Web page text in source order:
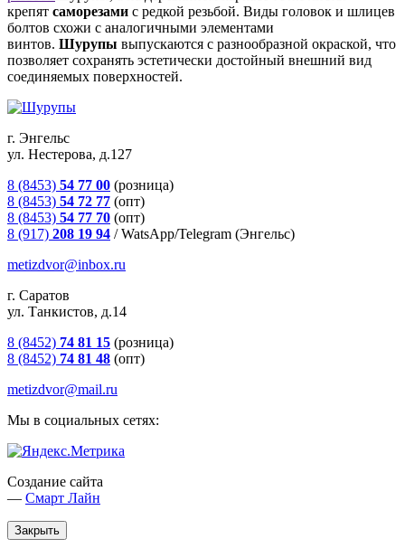
крепят саморезами с редкой резьбой. Виды головок и шлицев
болтов схожи с аналогичными элементами
винтов. Шурупы выпускаются с разнообразной окраской, что
позволяет сохранять эстетически достойный внешний вид
соединяемых поверхностей.
г. Энгельс
ул. Нестерова, д.127
8 (8453) 54 77 00 (розница)
8 (8453) 54 72 77 (опт)
8 (8453) 54 77 70 (опт)
8 (917) 208 19 94 /WatsApp/Telegram (Энгельс)
metizdvor@inbox.ru
г. Саратов
ул. Танкистов, д.14
8 (8452) 74 81 15 (розница)
8 (8452) 74 81 48 (опт)
metizdvor@mail.ru
Мы в социальных сетях:
Создание сайта
— Смарт Лайн
Закрыть